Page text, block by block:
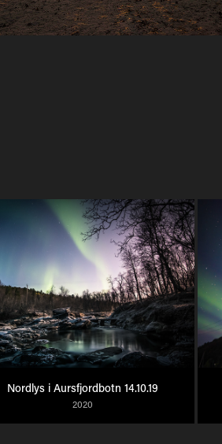
Nordlys i Aursfjordbotn 14.10.19
2020